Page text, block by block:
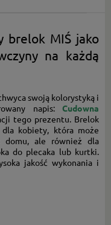
brelok MIŚ jako
na każdą
swoją kolorystyką i
napis: Cudowna
tego prezentu. Brelok
kobiety, która może
ale również dla
do plecaka lub kurtki.
jakość wykonania i